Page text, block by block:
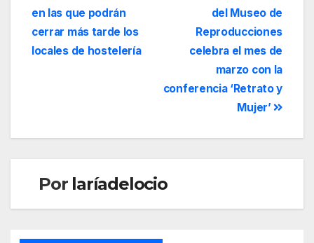
del Museo de
Reproducciones
celebra el mes de
marzo con la
conferencia ‘Retrato y
Mujer’
en las que podrán
cerrar más tarde los
locales de hostelería
Por laríadelocio